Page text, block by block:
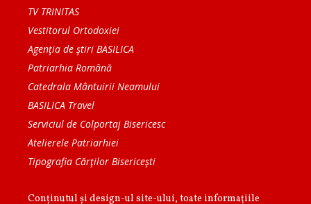
TV TRINITAS
Vestitorul Ortodoxiei
Agenţia de ştiri BASILICA
Patriarhia Română
Catedrala Mântuirii Neamului
BASILICA Travel
Serviciul de Colportaj Bisericesc
Atelierele Patriarhiei
Tipografia Cărţilor Bisericeşti
Conținutul și design-ul site-ului, toate informaţiile